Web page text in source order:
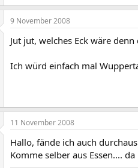
9 November 2008
Jut jut, welches Eck wäre
Ich würd einfach mal
11 November 2008
Hallo, fände ich auch
Komme selber aus Essen....